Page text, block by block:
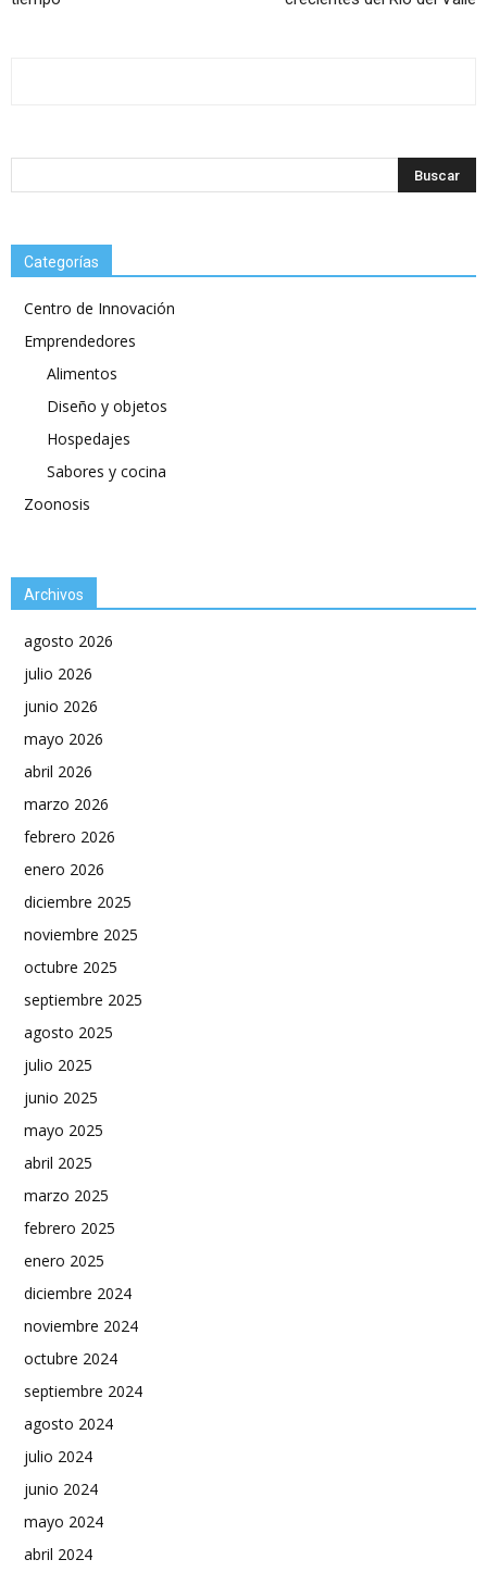
Categorías
Centro de Innovación
Emprendedores
Alimentos
Diseño y objetos
Hospedajes
Sabores y cocina
Zoonosis
Archivos
agosto 2026
julio 2026
junio 2026
mayo 2026
abril 2026
marzo 2026
febrero 2026
enero 2026
diciembre 2025
noviembre 2025
octubre 2025
septiembre 2025
agosto 2025
julio 2025
junio 2025
mayo 2025
abril 2025
marzo 2025
febrero 2025
enero 2025
diciembre 2024
noviembre 2024
octubre 2024
septiembre 2024
agosto 2024
julio 2024
junio 2024
mayo 2024
abril 2024